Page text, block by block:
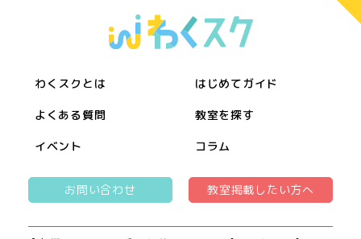
わくスクとは はじめてガイド
よくある質問 教室を探す
イベント コラム
お問い合わせ 教室掲載したい方へ